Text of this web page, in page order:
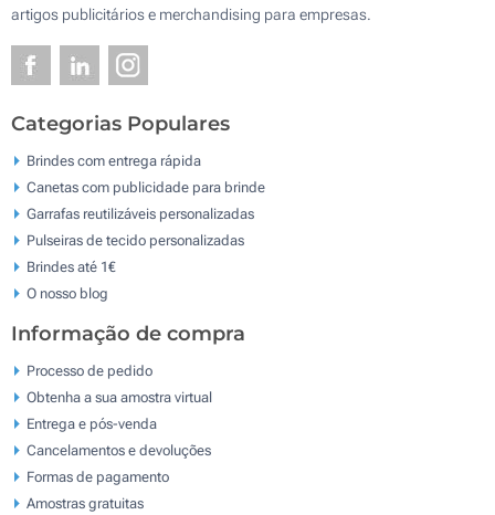
artigos publicitários e merchandising para empresas.
Categorias Populares
Brindes com entrega rápida
Canetas com publicidade para brinde
Garrafas reutilizáveis personalizadas
Pulseiras de tecido personalizadas
Brindes até 1€
O nosso blog
Informação de compra
Processo de pedido
Obtenha a sua amostra virtual
Entrega e pós-venda
Cancelamentos e devoluções
Formas de pagamento
Amostras gratuitas